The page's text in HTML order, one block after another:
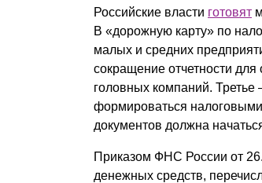
Российские власти готовят
В «дорожную карту» по
малых и средних
сокращение отчетности
головных компаний.
формироваться
документов должна
Приказом ФНС России от
денежных средств,